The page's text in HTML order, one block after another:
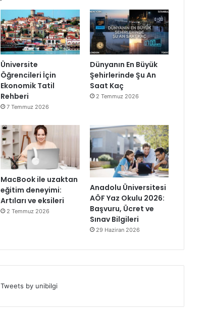
Üniversite
Öğrencileri İçin
Ekonomik Tatil
Rehberi
7 Temmuz 2026
Dünyanın En Büyük
Şehirlerinde Şu An
Saat Kaç
2 Temmuz 2026
MacBook ile uzaktan
eğitim deneyimi:
Artıları ve eksileri
2 Temmuz 2026
Anadolu Üniversitesi
AÖF Yaz Okulu 2026:
Başvuru, Ücret ve
Sınav Bilgileri
29 Haziran 2026
Tweets by unibilgi